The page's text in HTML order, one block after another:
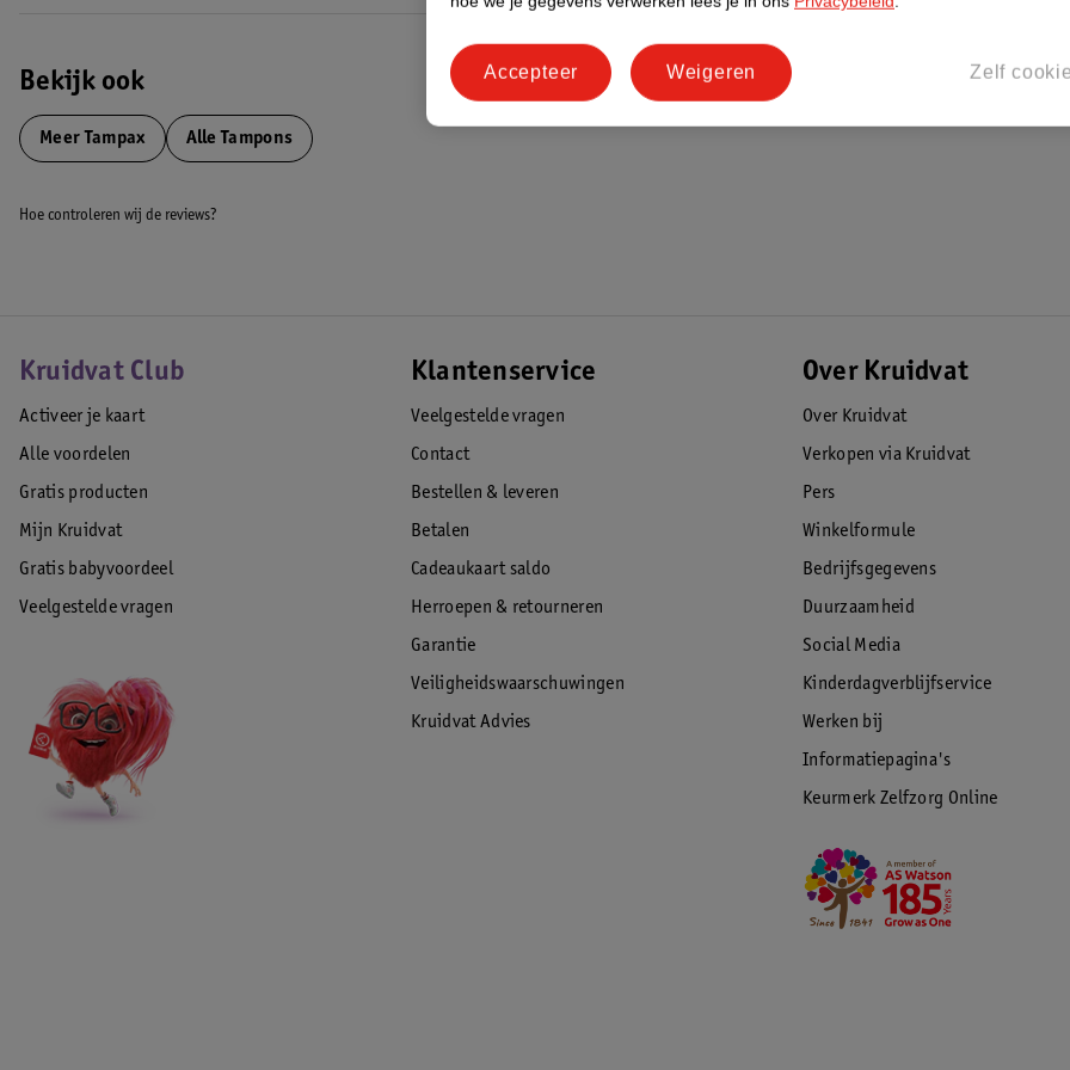
• Getest door gynaecologen
EAN code:8006530133821,4015400690252
Bekijk ook
MeerTampax Alle Tampons
Hoe controleren wij de reviews?
Kruidvat Club
Activeer je kaart
Alle voordelen
Gratis producten
Mijn Kruidvat
Gratis babyvoordeel
Veelgestelde vragen
Klantenservice
Veelgestelde vragen
Contact
Bestellen & leveren
Betalen
Cadeaukaart saldo
Herroepen & retourneren
Garantie
Veiligheidswaarschuwingen
Kruidvat Advies
Over Kruidvat
Over Kruidvat
Verkopen via Kruidvat
Pers
Winkelformule
Bedrijfsgegevens
Duurzaamheid
Social Media
Kinderdagverblijfservice
Werken bij
Informatiepagina's
Keurmerk Zelfzorg Online
Zelf
Weigeren
Accepteer